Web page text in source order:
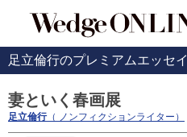
足立倫行のプレミアムエッセイ
妻といく春画展
足立倫行（ ノンフィクションライター）